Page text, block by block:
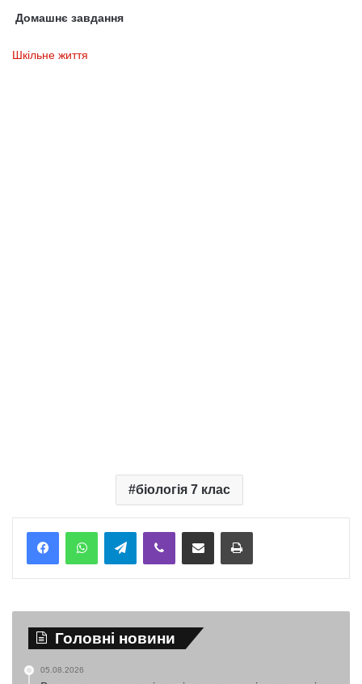
Домашнє завдання
Шкільне життя
біологія 7 клас
TelegramViber Надіслати електронною поштоюНадрукувати
Головні новини
05.08.2026